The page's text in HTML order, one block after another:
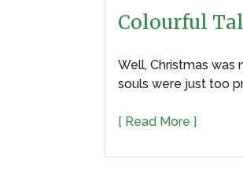
Colourful
Well, Christmas was
souls were just too
[ Read More ]